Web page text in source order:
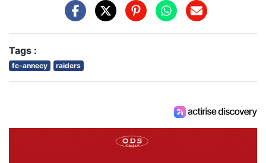
Tags :
fc-annecy raiders